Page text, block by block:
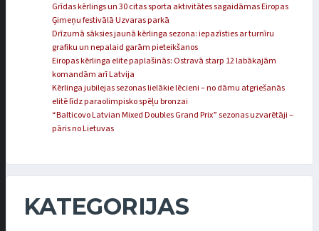
Grīdas kērlings un 30 citas sporta aktivitātes sagaidāmas Eiropas
Ģimeņu festivālā Uzvaras parkā
Drīzumā sāksies jaunā kērlinga sezona: iepazīsties ar turnīru
grafiku un nepalaid garām pieteikšanos
Eiropas kērlinga elite paplašinās: Ostravā starp 12 labākajām
komandām arī Latvija
Kērlinga jubilejas sezonas lielākie lēcieni – no dāmu atgriešanās
elitē līdz paraolimpisko spēļu bronzai
“Balticovo Latvian Mixed Doubles Grand Prix” sezonas uzvarētāji –
pāris no Lietuvas
KATEGORIJAS